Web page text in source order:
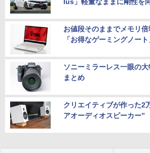
lus」軽量なままに剛性を
お値段そのままでメモリ
「お得なゲーミングノート
ソニーミラーレス一眼の
まとめ
クリエイティブが作った2
アオーディオスピーカー”